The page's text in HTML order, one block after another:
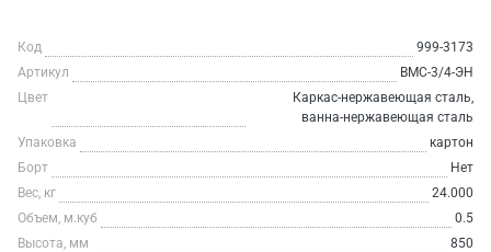
Код
999-3173
Артикул
ВМС-3/4-ЭН
Цвет
Каркас-нержавеющая сталь,
ванна-нержавеющая сталь
Упаковка
картон
Борт
Нет
Вес, кг
24.000
Объем, м.куб
0.5
Высота, мм
850